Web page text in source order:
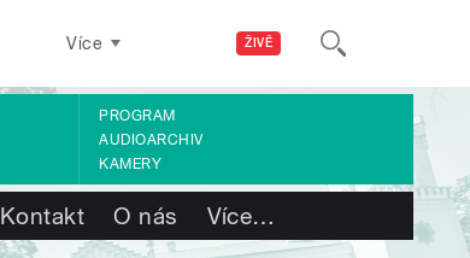
ŽIVĚ
Více
PROGRAM
AUDIOARCHIV
KAMERY
Kontakt O nás Více…